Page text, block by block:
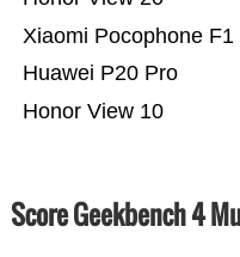
Honor View 10
Huawei P20 Pro
Xiaomi Pocophone F1
Score Geekbench 4